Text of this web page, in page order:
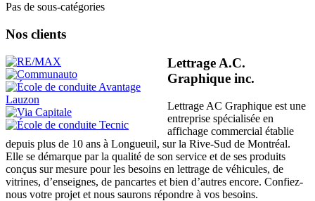
Pas de sous-catégories
Nos clients
Lettrage A.C.
Graphique inc.
Lettrage AC Graphique est une
entreprise spécialisée en
affichage commercial établie
depuis plus de 10 ans à Longueuil, sur la Rive-Sud de Montréal.
Elle se démarque par la qualité de son service et de ses produits
conçus sur mesure pour les besoins en lettrage de véhicules, de
vitrines, d’enseignes, de pancartes et bien d’autres encore. Confiez-
nous votre projet et nous saurons répondre à vos besoins.